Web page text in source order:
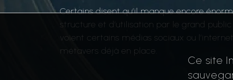
Certains disent qu’il manque encore
structure et d’utilisation par le grand public
voient certains médias sociaux ou
métavers déjà en place.
Ce site